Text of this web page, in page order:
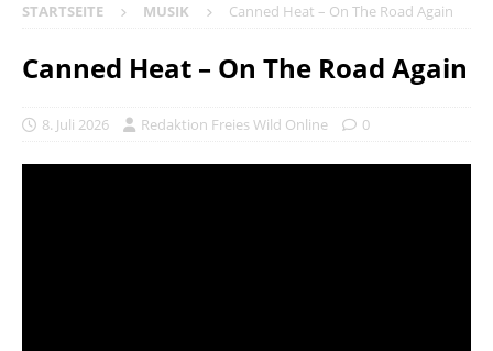
STARTSEITE MUSIK Canned Heat – On The Road Again
Canned Heat – On The Road Again
8. Juli 2026 Redaktion Freies Wild Online 0